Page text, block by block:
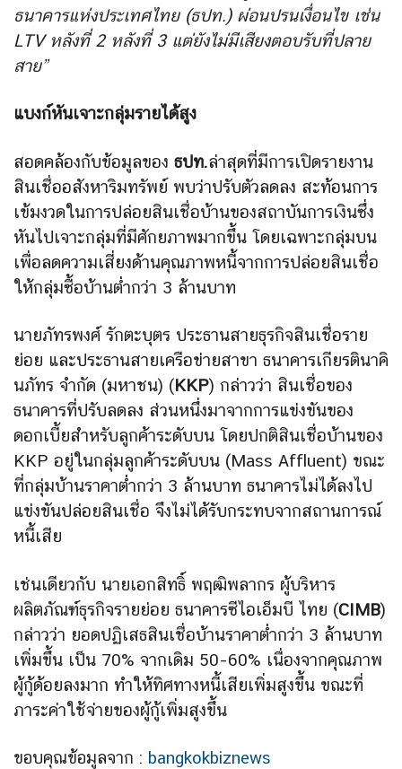
ธนาคารแห่งประเทศไทย (ธปท.) ผ่อนปรนเงื่อนไข เช่น​
LTV ​หลังที่ 2 หลังที่ 3 ​แต่ยังไม่มีเสียงตอบรับที่ปลาย
สาย”
แบงก์หันเจาะกลุ่มรายได้สูง
สอดคล้องกับข้อมูลของ ธปท.ล่าสุดที่มีการเปิดรายงาน
สินเชื่ออสังหาริมทรัพย์ พบว่าปรับตัวลดลง สะท้อนการ
เข้มงวดในการปล่อยสินเชื่อบ้านของสถาบันการเงินซึ่ง
หันไปเจาะกลุ่มที่มีศักยภาพมากขึ้น โดยเฉพาะกลุ่มบน
เพื่อลดความเสี่ยงด้านคุณภาพหนี้จากการปล่อยสินเชื่อ
ให้กลุ่มซื้อบ้านต่ำกว่า 3 ล้านบาท
นายภัทรพงศ์ รักตะบุตร ประธานสายธุรกิจสินเชื่อราย
ย่อย และประธานสายเครือข่ายสาขา ธนาคารเกียรตินาคิ
นภัทร จำกัด (มหาชน) (KKP) กล่าวว่า สินเชื่อของ
ธนาคารที่ปรับลดลง ส่วนหนึ่งมาจากการแข่งขันของ
ดอกเบี้ยสำหรับลูกค้าระดับบน โดยปกติสินเชื่อบ้านของ
KKP อยู่ในกลุ่มลูกค้าระดับบน (Mass Affluent) ขณะ
ที่กลุ่มบ้านราคาต่ำกว่า 3 ล้านบาท ธนาคารไม่ได้ลงไป
แข่งขันปล่อยสินเชื่อ จึงไม่ได้รับกระทบจากสถานการณ์
หนี้เสีย
เช่นเดียวกับ นายเอกสิทธิ์ พฤฒิพลากร ผู้บริหาร
ผลิตภัณฑ์ธุรกิจรายย่อย ธนาคารซีไอเอ็มบี ไทย (CIMB)
กล่าวว่า ยอดปฏิเสธสินเชื่อบ้านราคาต่ำกว่า 3 ล้านบาท
เพิ่มขึ้น เป็น 70% จากเดิม 50-60% เนื่องจากคุณภาพ
ผู้กู้ด้อยลงมาก ทำให้ทิศทางหนี้เสียเพิ่มสูงขึ้น ขณะที่
ภาระค่าใช้จ่ายของผู้กู้เพิ่มสูงขึ้น
ขอบคุณข้อมูลจาก : bangkokbiznews